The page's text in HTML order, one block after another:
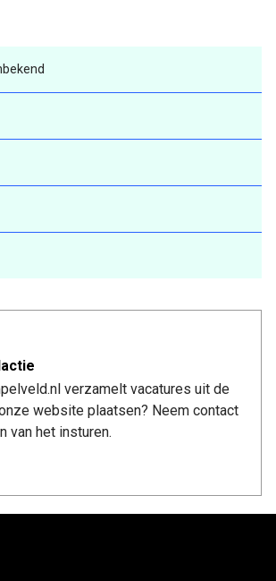
verzamelt vacatures uit de
website plaatsen? Neem contact
van het insturen.